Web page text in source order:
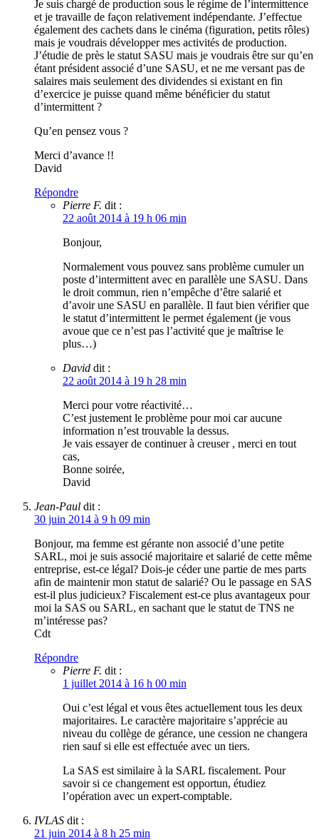
Je suis chargé de production sous le régime de l’intermittence
et je travaille de façon relativement indépendante. J’effectue
également des cachets dans le cinéma (figuration, petits rôles)
mais je voudrais développer mes activités de production.
J’étudie de près le statut SASU mais je voudrais être sur qu’en
étant président associé d’une SASU, et ne me versant pas de
salaires mais seulement des dividendes si existant en fin
d’exercice je puisse quand même bénéficier du statut
d’intermittent ?
Qu’en pensez vous ?
Merci d’avance !!
David
Répondre
Pierre F. dit :
22 août 2014 à 19 h 06 min
Bonjour,
Normalement vous pouvez sans problème cumuler un
poste d’intermittent avec en parallèle une SASU. Dans
le droit commun, rien n’empêche d’être salarié et
d’avoir une SASU en parallèle. Il faut bien vérifier que
le statut d’intermittent le permet également (je vous
avoue que ce n’est pas l’activité que je maîtrise le
plus…)
David dit :
22 août 2014 à 19 h 28 min
Merci pour votre réactivité…
C’est justement le problème pour moi car aucune
information n’est trouvable la dessus.
Je vais essayer de continuer à creuser , merci en tout
cas,
Bonne soirée,
David
Jean-Paul dit :
30 juin 2014 à 9 h 09 min
Bonjour, ma femme est gérante non associé d’une petite
SARL, moi je suis associé majoritaire et salarié de cette même
entreprise, est-ce légal? Dois-je céder une partie de mes parts
afin de maintenir mon statut de salarié? Ou le passage en SAS
est-il plus judicieux? Fiscalement est-ce plus avantageux pour
moi la SAS ou SARL, en sachant que le statut de TNS ne
m’intéresse pas?
Cdt
Répondre
Pierre F. dit :
1 juillet 2014 à 16 h 00 min
Oui c’est légal et vous êtes actuellement tous les deux
majoritaires. Le caractère majoritaire s’apprécie au
niveau du collège de gérance, une cession ne changera
rien sauf si elle est effectuée avec un tiers.
La SAS est similaire à la SARL fiscalement. Pour
savoir si ce changement est opportun, étudiez
l’opération avec un expert-comptable.
IVLAS dit :
21 juin 2014 à 8 h 25 min